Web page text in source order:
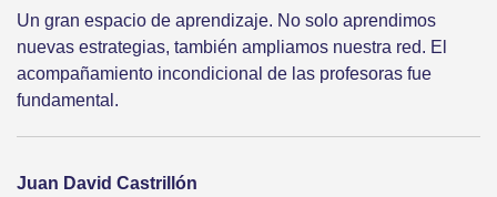
Un gran espacio de aprendizaje. No solo aprendimos
nuevas estrategias, también ampliamos nuestra red. El
acompañamiento incondicional de las profesoras fue
fundamental.
Juan David Castrillón